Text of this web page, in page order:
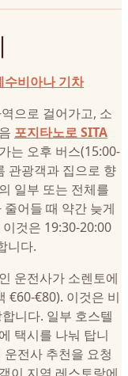
수비아나 기차
으로 걸어가고, 소
포지타노로 SITA
는 오후 버스(15:00-
관광객과 집으로 향
일부 또는 전체를
어들 때 약간 늦게
것은 19:30-20:00
니다.
운전사가 소렌토에
€60-€80). 이것은 비
니다. 일부 호스텔
택시를 나눠 탑니
운전사 추천을 요청